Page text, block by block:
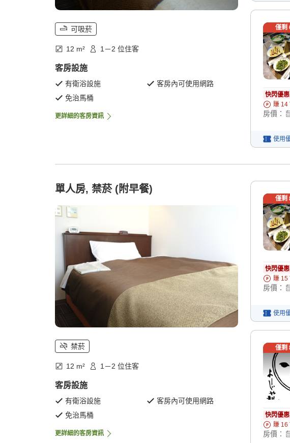
可吸菸
12 m² 1－2 位住客
客房設施
有衛浴設施
客房內可使用網路
免治馬桶
更詳細的客房資訊
僅剩
快閃優
賺 14
房價：
使用
單人房, 禁菸 (附早餐)
禁菸
12 m² 1－2 位住客
客房設施
有衛浴設施
客房內可使用網路
免治馬桶
更詳細的客房資訊
僅剩
快閃優
賺 15
房價：
使用
僅剩
快閃優
賺 16
房價：